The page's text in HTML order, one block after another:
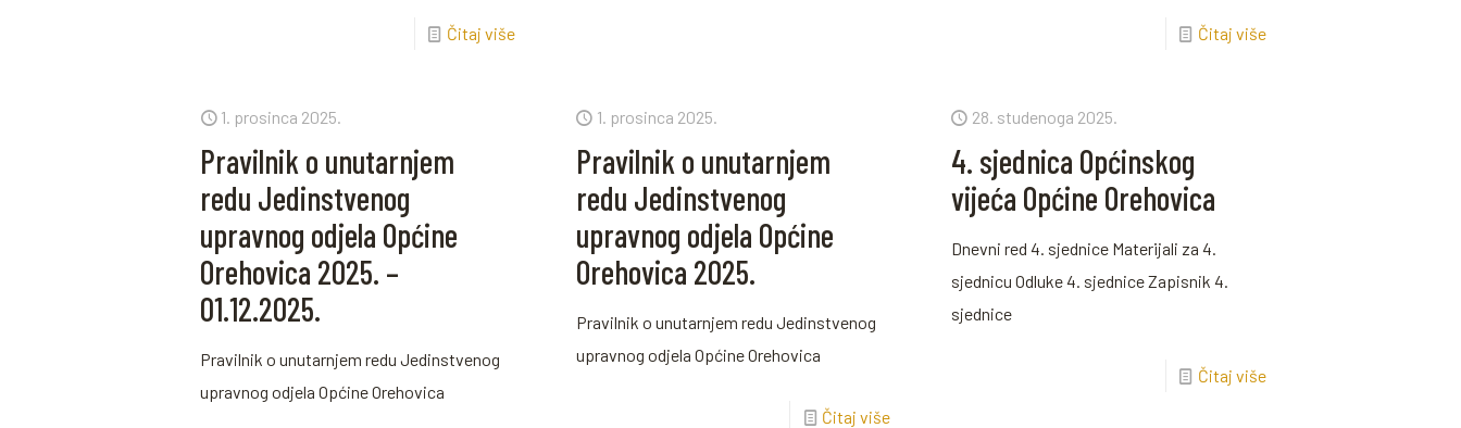
Čitaj više Čitaj više
1. prosinca 2025.
Pravilnik o unutarnjem
redu Jedinstvenog
upravnog odjela Općine
Orehovica 2025. –
01.12.2025.
Pravilnik o unutarnjem redu Jedinstvenog
upravnog odjela Općine Orehovica
1. prosinca 2025.
Pravilnik o unutarnjem
redu Jedinstvenog
upravnog odjela Općine
Orehovica 2025.
Pravilnik o unutarnjem redu Jedinstvenog
upravnog odjela Općine Orehovica
Čitaj više
28. studenoga 2025.
4. sjednica Općinskog
vijeća Općine Orehovica
Dnevni red 4. sjednice Materijali za 4.
sjednicu Odluke 4. sjednice Zapisnik 4.
sjednice
Čitaj više